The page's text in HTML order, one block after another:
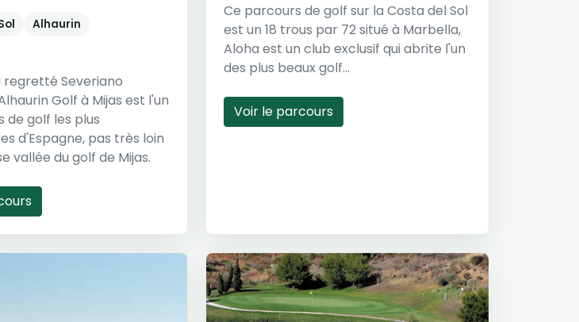
Alhaurin
regretté Severiano
Golf à Mijas est l'un
de golf les plus
d'Espagne, pas très loin
vallée du golf de Mijas.
Ce parcours de golf sur la Costa del Sol
est un 18 trous par 72 situé à Marbella,
Aloha est un club exclusif qui abrite l'un
des plus beaux golf...
Voir le parcours